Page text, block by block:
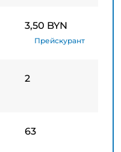
3,50 BYN
Прейскурант
2
63